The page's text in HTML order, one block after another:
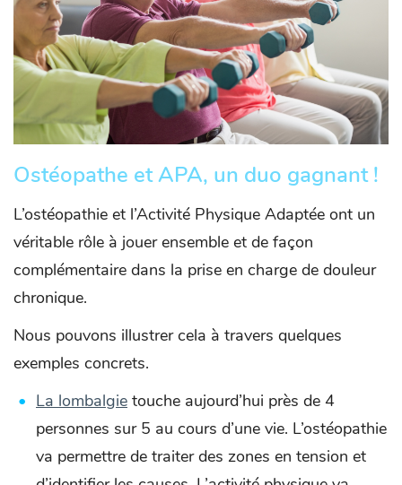
Ostéopathe et APA, un duo gagnant !
L’ostéopathie et l’Activité Physique Adaptée ont un
véritable rôle à jouer ensemble et de façon
complémentaire dans la prise en charge de douleur
chronique.
Nous pouvons illustrer cela à travers quelques
exemples concrets.
La lombalgie touche aujourd’hui près de 4
personnes sur 5 au cours d’une vie. L’ostéopathie
va permettre de traiter des zones en tension et